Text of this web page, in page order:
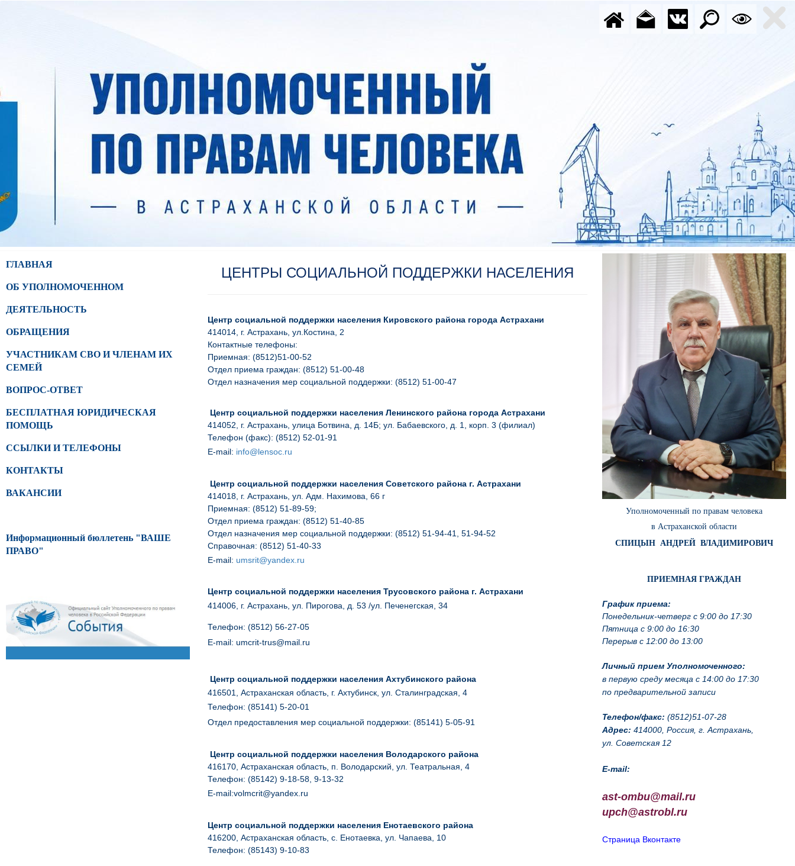
ГЛАВНАЯ
ОБ УПОЛНОМОЧЕННОМ
ДЕЯТЕЛЬНОСТЬ
ОБРАЩЕНИЯ
УЧАСТНИКАМ СВО И ЧЛЕНАМ ИХ
СЕМЕЙ
ВОПРОС-ОТВЕТ
БЕСПЛАТНАЯ ЮРИДИЧЕСКАЯ
ПОМОЩЬ
ССЫЛКИ И ТЕЛЕФОНЫ
КОНТАКТЫ
ВАКАНСИИ
Информационный бюллетень "ВАШЕ
ПРАВО"
Уполномоченный по правам человека
в Астраханской области
СПИЦЫН АНДРЕЙ ВЛАДИМИРОВИЧ
ПРИЕМНАЯ ГРАЖДАН
График приема:
Понедельник-четверг с 9:00 до 17:30
Пятница с 9:00 до 16:30
Перерыв с 12:00 до 13:00
Личный прием Уполномоченного:
в первую среду месяца с 14:00 до 17:30
по предварительной записи
Телефон/факс: (8512)51-07-28
Адрес: 414000, Россия, г. Астрахань,
ул. Советская 12
E-mail:
ast-ombu@mail.ru
upch@astrobl.ru
Страница Вконтакте
ЦЕНТРЫ СОЦИАЛЬНОЙ ПОДДЕРЖКИ НАСЕЛЕНИЯ
Центр социальной поддержки населения Кировского района города Астрахани
414014, г. Астрахань, ул.Костина, 2
Контактные телефоны:
Приемная: (8512)51-00-52
Отдел приема граждан: (8512) 51-00-48
Отдел назначения мер социальной поддержки: (8512) 51-00-47
Центр социальной поддержки населения Ленинского района города Астрахани
414052, г. Астрахань, улица Ботвина, д. 14Б; ул. Бабаевского, д. 1, корп. 3 (филиал)
Телефон (факс): (8512) 52-01-91
E-mail: info@lensoc.ru
Центр социальной поддержки населения Советского района г. Астрахани
414018, г. Астрахань, ул. Адм. Нахимова, 66 г
Приемная: (8512) 51-89-59;
Отдел приема граждан: (8512) 51-40-85
Отдел назначения мер социальной поддержки: (8512) 51-94-41, 51-94-52
Справочная: (8512) 51-40-33
E-mail: umsrit@yandex.ru
Центр социальной поддержки населения Трусовского района г. Астрахани
414006, г. Астрахань, ул. Пирогова, д. 53 /ул. Печенегская, 34
Телефон: (8512) 56-27-05
E-mail: umcrit-trus@mail.ru
Центр социальной поддержки населения Ахтубинского района
416501, Астраханская область, г. Ахтубинск, ул. Сталинградская, 4
Телефон: (85141) 5-20-01
Отдел предоставления мер социальной поддержки: (85141) 5-05-91
Центр социальной поддержки населения Володарского района
416170, Астраханская область, п. Володарский, ул. Театральная, 4
Телефон: (85142) 9-18-58, 9-13-32
E-mail:volmcrit@yandex ru
Центр социальной поддержки населения Енотаевского района
416200, Астраханская область, с. Енотаевка, ул. Чапаева, 10
Телефон: (85143) 9-10-83